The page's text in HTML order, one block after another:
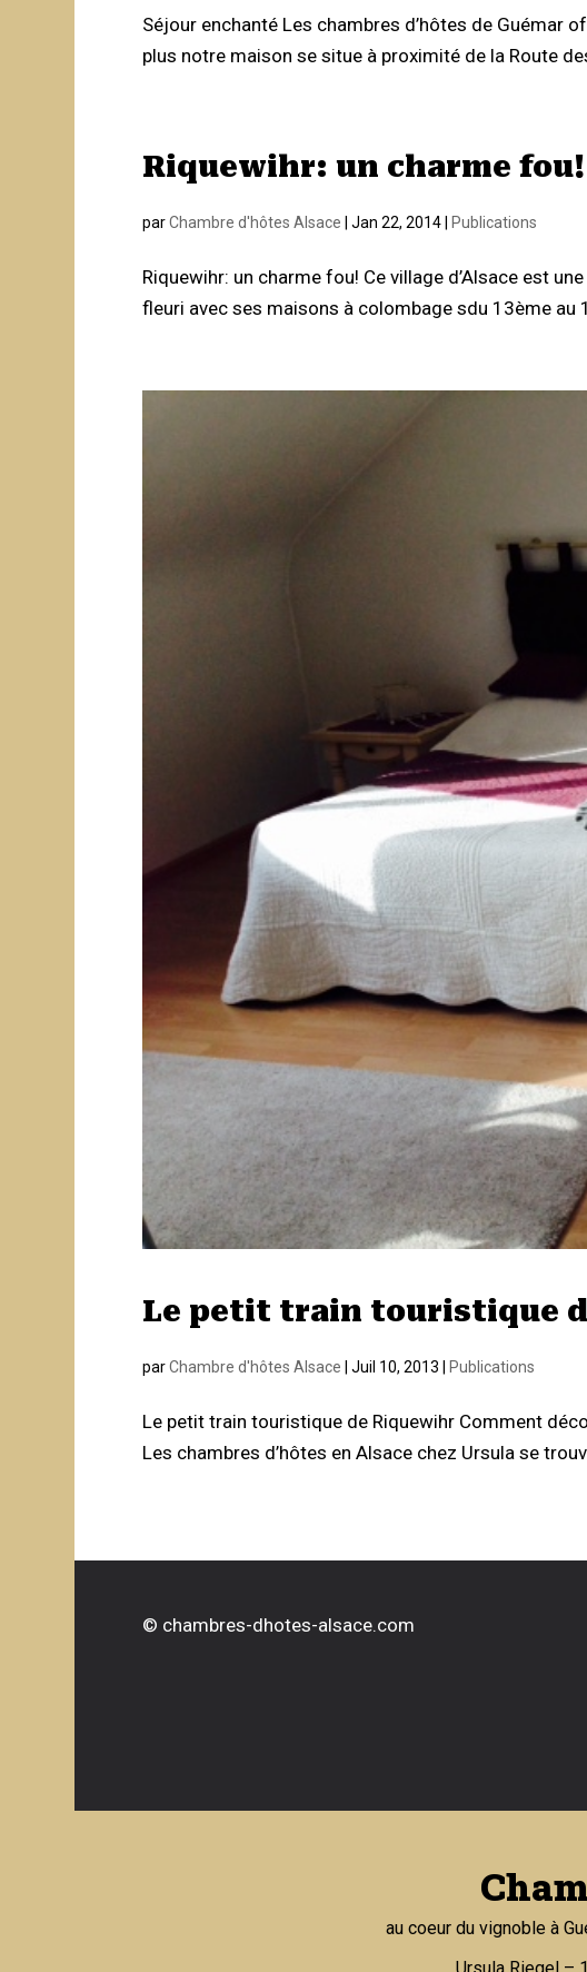
Séjour enchanté Les chambres d’hôtes de Guémar
plus notre maison se situe à proximité de la Route
Riquewihr: un charme fou!
parChambre d'hôtes Alsace Jan 22, 2014| Publications
Riquewihr: un charme fou! Ce village d’Alsace est
fleuri avec ses maisons à colombage sdu 13ème au
Le petit train touristique
parChambre d'hôtes Alsace Juil 10, 2013 Publications
Le petit train touristique de Riquewihr Comment
Les chambres d’hôtes en Alsace chez Ursula se
© chambres-dhotes-alsace.com
au coeur du vignoble à